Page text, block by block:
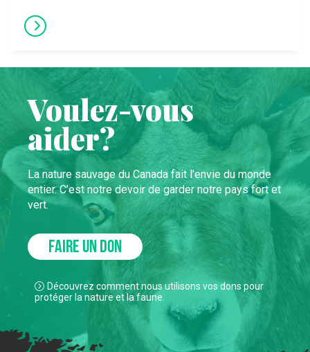
Voulez-vous
aider?
La nature sauvage du Canada fait l’envie du monde
entier. C’est notre devoir de garder notre pays fort et
vert.
FAIRE UN DON
Découvrez comment nous utilisons vos dons pour
protéger la nature et la faune.